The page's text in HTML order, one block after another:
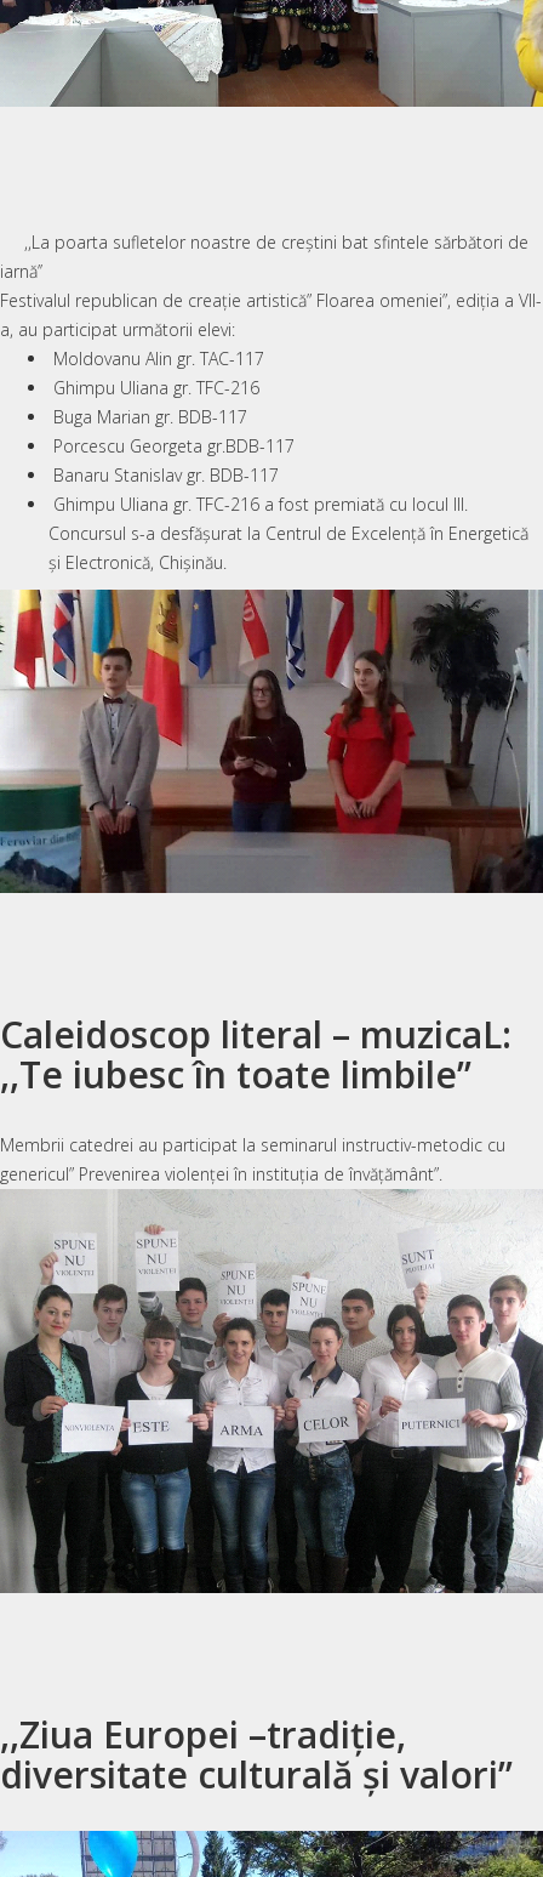
,,La poarta sufletelor noastre de creștini bat sfintele sărbători de
iarnă’’
Festivalul republican de creație artistică” Floarea omeniei”, ediția a VII-
a, au participat următorii elevi:
Moldovanu Alin gr. TAC-117
Ghimpu Uliana gr. TFC-216
Buga Marian gr. BDB-117
Porcescu Georgeta gr.BDB-117
Banaru Stanislav gr. BDB-117
Ghimpu Uliana gr. TFC-216 a fost premiată cu locul III.
Concursul s-a desfășurat la Centrul de Excelență în Energetică
și Electronică, Chișinău.
Caleidoscop literal – muzicaL:
,,Te iubesc în toate limbile’’
Membrii catedrei au participat la seminarul instructiv-metodic cu
genericul” Prevenirea violenței în instituția de învățământ”.
,,Ziua Europei –tradiție,
diversitate culturală și valori’’